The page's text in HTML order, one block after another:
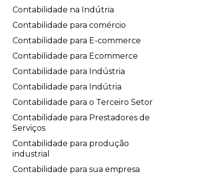
Contabilidade na Indútria
Contabilidade para comércio
Contabilidade para E-commerce
Contabilidade para Ecommerce
Contabilidade para Indústria
Contabilidade para Indútria
Contabilidade para o Terceiro Setor
Contabilidade para Prestadores de
Serviços
Contabilidade para produção
industrial
Contabilidade para sua empresa